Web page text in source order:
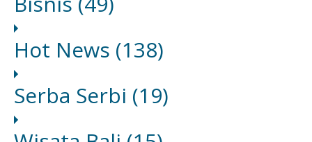
Hot News (138)
Serba Serbi (19)